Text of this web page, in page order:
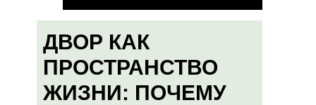
ДВОР КАК
ПРОСТРАНСТВО
ЖИЗНИ: ПОЧЕМУ